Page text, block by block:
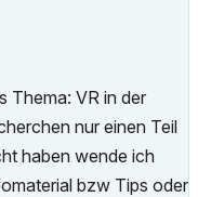
Thema: VR in der
nur einen Teil
haben wende ich
bzw Tips oder